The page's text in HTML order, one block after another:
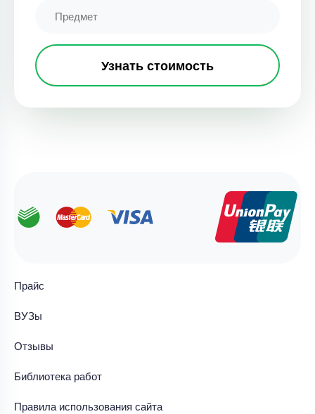
Узнать стоимость
Прайс
ВУЗы
Отзывы
Библиотека работ
Правила использования сайта